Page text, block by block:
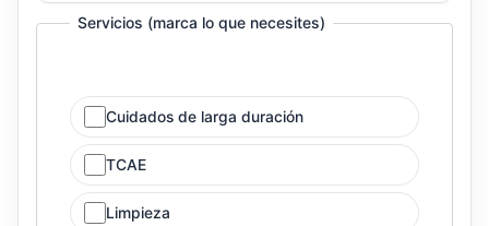
Servicios (marca lo que necesites)
Cuidados de larga duración
TCAE
Limpieza